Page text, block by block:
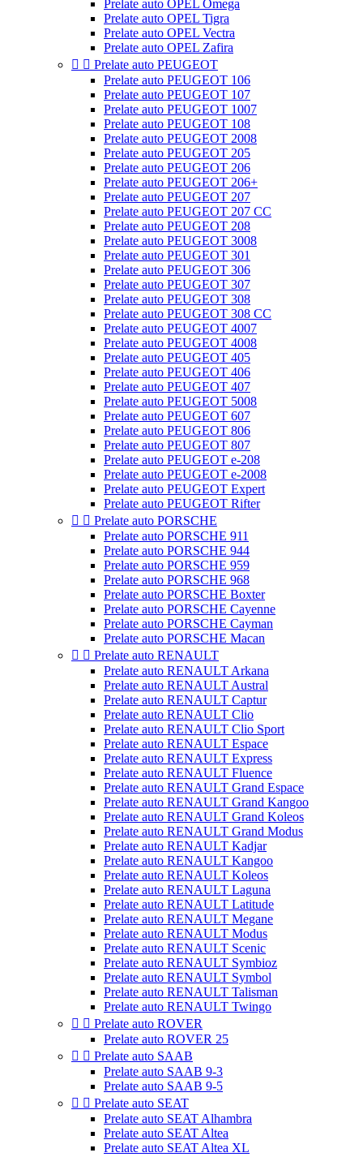
Prelate auto OPEL Omega
Prelate auto OPEL Tigra
Prelate auto OPEL Vectra
Prelate auto OPEL Zafira
  Prelate auto PEUGEOT
Prelate auto PEUGEOT 106
Prelate auto PEUGEOT 107
Prelate auto PEUGEOT 1007
Prelate auto PEUGEOT 108
Prelate auto PEUGEOT 2008
Prelate auto PEUGEOT 205
Prelate auto PEUGEOT 206
Prelate auto PEUGEOT 206+
Prelate auto PEUGEOT 207
Prelate auto PEUGEOT 207 CC
Prelate auto PEUGEOT 208
Prelate auto PEUGEOT 3008
Prelate auto PEUGEOT 301
Prelate auto PEUGEOT 306
Prelate auto PEUGEOT 307
Prelate auto PEUGEOT 308
Prelate auto PEUGEOT 308 CC
Prelate auto PEUGEOT 4007
Prelate auto PEUGEOT 4008
Prelate auto PEUGEOT 405
Prelate auto PEUGEOT 406
Prelate auto PEUGEOT 407
Prelate auto PEUGEOT 5008
Prelate auto PEUGEOT 607
Prelate auto PEUGEOT 806
Prelate auto PEUGEOT 807
Prelate auto PEUGEOT e-208
Prelate auto PEUGEOT e-2008
Prelate auto PEUGEOT Expert
Prelate auto PEUGEOT Rifter
  Prelate auto PORSCHE
Prelate auto PORSCHE 911
Prelate auto PORSCHE 944
Prelate auto PORSCHE 959
Prelate auto PORSCHE 968
Prelate auto PORSCHE Boxter
Prelate auto PORSCHE Cayenne
Prelate auto PORSCHE Cayman
Prelate auto PORSCHE Macan
  Prelate auto RENAULT
Prelate auto RENAULT Arkana
Prelate auto RENAULT Austral
Prelate auto RENAULT Captur
Prelate auto RENAULT Clio
Prelate auto RENAULT Clio Sport
Prelate auto RENAULT Espace
Prelate auto RENAULT Express
Prelate auto RENAULT Fluence
Prelate auto RENAULT Grand Espace
Prelate auto RENAULT Grand Kangoo
Prelate auto RENAULT Grand Koleos
Prelate auto RENAULT Grand Modus
Prelate auto RENAULT Kadjar
Prelate auto RENAULT Kangoo
Prelate auto RENAULT Koleos
Prelate auto RENAULT Laguna
Prelate auto RENAULT Latitude
Prelate auto RENAULT Megane
Prelate auto RENAULT Modus
Prelate auto RENAULT Scenic
Prelate auto RENAULT Symbioz
Prelate auto RENAULT Symbol
Prelate auto RENAULT Talisman
Prelate auto RENAULT Twingo
  Prelate auto ROVER
Prelate auto ROVER 25
  Prelate auto SAAB
Prelate auto SAAB 9-3
Prelate auto SAAB 9-5
  Prelate auto SEAT
Prelate auto SEAT Alhambra
Prelate auto SEAT Altea
Prelate auto SEAT Altea XL